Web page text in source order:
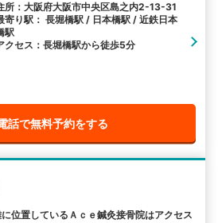
所：大阪府大阪市中央区島之内2-13-31
寄り駅： 長堀橋駅 / 日本橋駅 / 近鉄日本
駅
クセス：長堀橋駅から徒歩5分
話で無料予約をする
位置しているＡｃｅ鍼灸接骨院はアクセス